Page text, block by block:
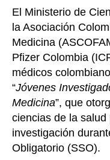
El Ministerio de
la Asociación
Medicina
Pfizer Colombia
médicos
“Jóvenes
Medicina”, que
ciencias de la
investigación
Obligatorio (SSO).